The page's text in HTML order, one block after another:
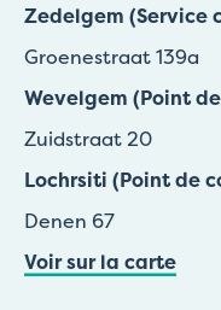
Zedelgem (Service
Groenestraat 139a
Wevelgem (Point
Zuidstraat 20
Lochrsiti (Point de
Denen 67
Voir sur la carte